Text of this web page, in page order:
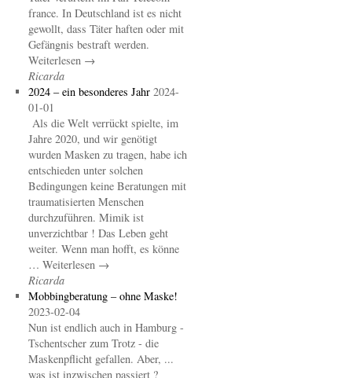
france. In Deutschland ist es nicht
gewollt, dass Täter haften oder mit
Gefängnis bestraft werden.
Weiterlesen →
Ricarda
2024 – ein besonderes Jahr 2024-
01-01
Als die Welt verrückt spielte, im
Jahre 2020, und wir genötigt
wurden Masken zu tragen, habe ich
entschieden unter solchen
Bedingungen keine Beratungen mit
traumatisierten Menschen
durchzuführen. Mimik ist
unverzichtbar ! Das Leben geht
weiter. Wenn man hofft, es könne
… Weiterlesen →
Ricarda
Mobbingberatung – ohne Maske!
2023-02-04
Nun ist endlich auch in Hamburg -
Tschentscher zum Trotz - die
Maskenpflicht gefallen. Aber, ...
was ist inzwischen passiert ?